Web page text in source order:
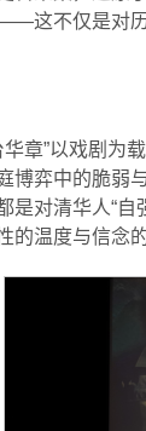
这不仅是对
华章”以戏剧
博弈中的脆弱
对清华人“自
的温度与信念